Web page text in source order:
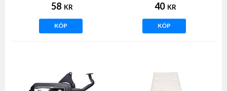
58 KR
KÖP
40 KR
KÖP